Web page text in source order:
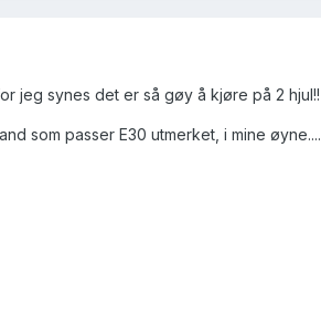
jeg synes det er så gøy å kjøre på 2 hjul!!
som passer E30 utmerket, i mine øyne....